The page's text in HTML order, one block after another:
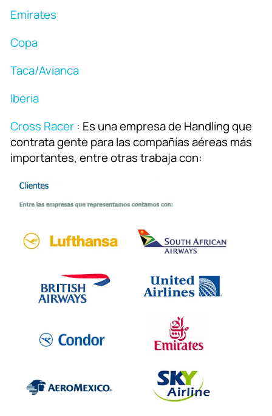
Emirates
Copa
Taca/Avianca
Iberia
Cross Racer : Es una empresa de Handling que
contrata gente para las compañías aéreas más
importantes, entre otras trabaja con: